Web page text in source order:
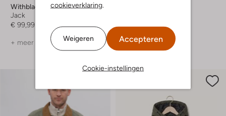
cookieverklaring
Weigeren Accepteren
Cookie-instellingen
Withblack
Jack
€ 99,99
+ meer kleuren
€ 169,99 € 84,99